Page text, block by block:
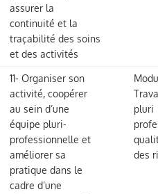
assurer la
continuité et la
traçabilité des soins
et des activités
11- Organiser son
activité, coopérer
au sein d’une
équipe pluri-
professionnelle et
améliorer sa
pratique dans le
cadre d’une
pluri
des